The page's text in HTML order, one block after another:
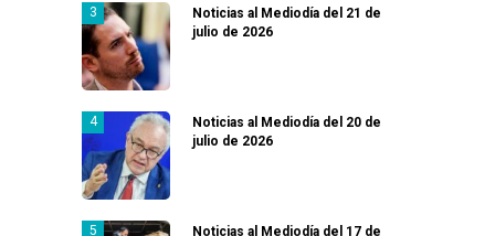
Noticias al Mediodía del 21 de
julio de 2026
Noticias al Mediodía del 20 de
julio de 2026
Noticias al Mediodía del 17 de